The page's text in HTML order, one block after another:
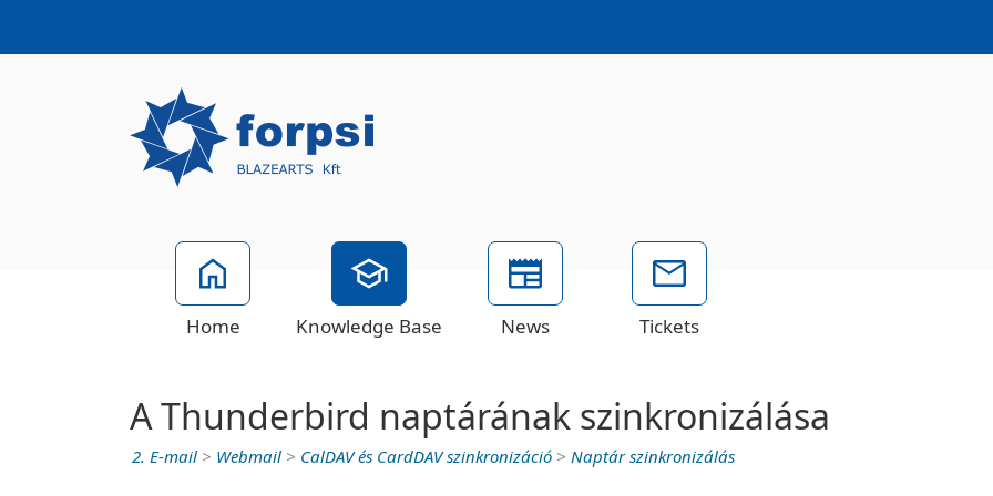
Home Knowledge Base News Tickets
A Thunderbird naptárának szinkronizálása
2. E-mail > Webmail > CalDAV és CardDAV szinkronizáció > Naptár szinkronizálás